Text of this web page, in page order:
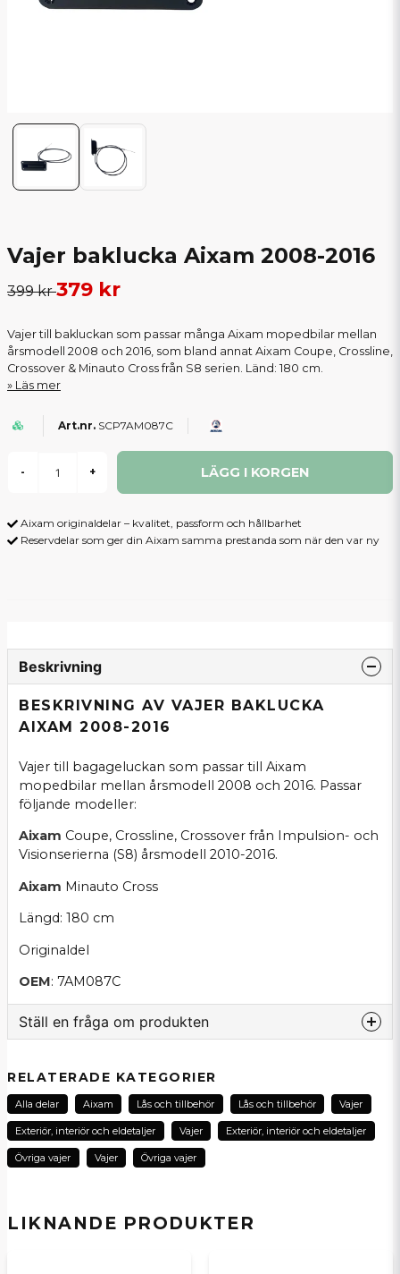
Vajer baklucka Aixam 2008-2016
399 kr379 kr
Vajer till bakluckan som passar många Aixam mopedbilar mellan
årsmodell 2008 och 2016, som bland annat Aixam Coupe, Crossline,
Crossover & Minauto Cross från S8 serien. Länd: 180 cm.
Läs mer
SCP7AM087C
- + LÄGG I KORGEN
Aixam originaldelar – kvalitet, passform och hållbarhet
Reservdelar som ger din Aixam samma prestanda som när den var ny
LIKNANDE PRODUKTER
Beskrivning
BESKRIVNING AV VAJER BAKLUCKA
AIXAM 2008-2016
Vajer till bagageluckan som passar till Aixam
mopedbilar mellan årsmodell 2008 och 2016. Passar
följande modeller:
Aixam Coupe, Crossline, Crossover från Impulsion- och
Visionserierna (S8) årsmodell 2010-2016.
Aixam Minauto Cross
Längd: 180 cm
Originaldel
OEM: 7AM087C
Ställ en fråga om produkten
Fråga oss om denna produkt...
name
Namn
email
RELATERADE KATEGORIER
Alla delar Aixam Lås och tillbehör Lås och tillbehör Vajer
Exteriör, interiör och eldetaljer Vajer Exteriör, interiör och eldetaljer
Övriga vajer Vajer Övriga vajer